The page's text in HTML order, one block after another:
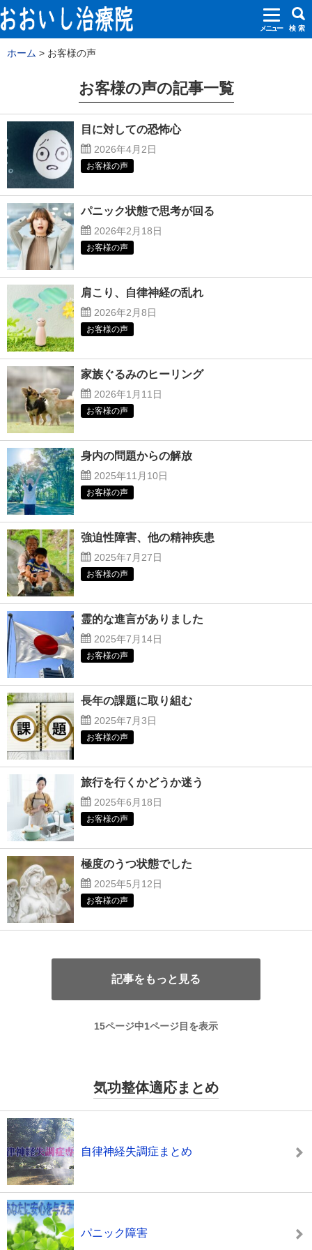
メニュー 検 索
ホーム お客様の声
お客様の声の記事一覧
目に対しての恐怖心
2026年4月2日
お客様の声
パニック状態で思考が回る
2026年2月18日
お客様の声
肩こり、自律神経の乱れ
2026年2月8日
お客様の声
家族ぐるみのヒーリング
2026年1月11日
お客様の声
身内の問題からの解放
2025年11月10日
お客様の声
強迫性障害、他の精神疾患
2025年7月27日
お客様の声
霊的な進言がありました
2025年7月14日
お客様の声
長年の課題に取り組む
2025年7月3日
お客様の声
旅行を行くかどうか迷う
2025年6月18日
お客様の声
極度のうつ状態でした
2025年5月12日
お客様の声
記事をもっと見る
15ページ中1ページ目を表示
気功整体適応まとめ
自律神経失調症まとめ
パニック障害